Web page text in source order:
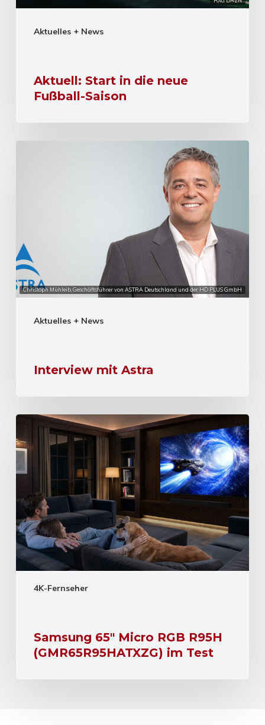
Aktuelles + News
Aktuell: Start in die neue
Fußball-Saison
Christoph Mühleib, Geschäftsführer von ASTRA Deutschland und der HD PLUS GmbH
Aktuelles + News
Interview mit Astra
4K-Fernseher
Samsung 65″ Micro RGB R95H
(GMR65R95HATXZG) im Test